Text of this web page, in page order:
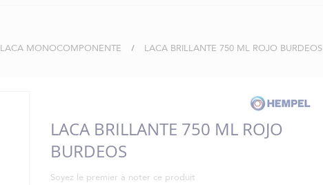
LACA MONOCOMPONENTE LACA BRILLANTE 750 ML ROJO BURDEOS
LACA BRILLANTE 750 ML ROJO
BURDEOS
Soyez le premier à noter ce produit